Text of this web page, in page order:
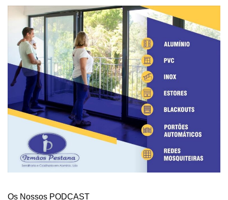
Os Nossos PODCAST